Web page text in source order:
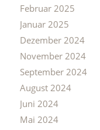
Februar 2025
Januar 2025
Dezember 2024
November 2024
September 2024
August 2024
Juni 2024
Mai 2024